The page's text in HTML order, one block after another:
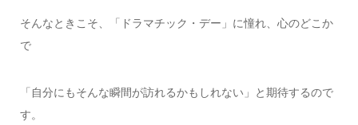
そんなときこそ、「ドラマチック・デー」に憧れ、心のどこか
で
「自分にもそんな瞬間が訪れるかもしれない」と期待するので
す。